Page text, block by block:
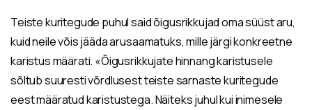
Teiste kuritegude puhul said õigusrikkujad oma süüst aru,
kuid neile võis jääda arusaamatuks, mille järgi konkreetne
karistus määrati. «Õigusrikkujate hinnang karistusele
sõltub suuresti võrdlusest teiste sarnaste kuritegude
eest määratud karistustega. Näiteks juhul kui inimesele